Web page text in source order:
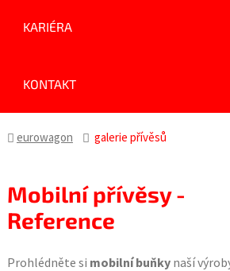
KARIÉRA
KONTAKT
eurowagon galerie přívěsů
Mobilní přívěsy -
Reference
Prohlédněte si mobilní buňkynaší